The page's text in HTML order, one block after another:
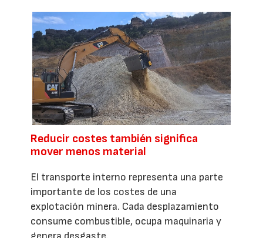
Reducir costes también significa
mover menos material
El transporte interno representa una parte
importante de los costes de una
explotación minera. Cada desplazamiento
consume combustible, ocupa maquinaria y